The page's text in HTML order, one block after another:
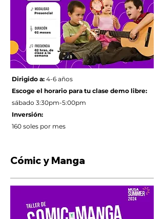
Dirigido a: 4-6 años
Escoge el horario para tu clase demo libre:
sábado 3:30pm-5:00pm
Inversión:
160 soles por mes
Cómic y Manga